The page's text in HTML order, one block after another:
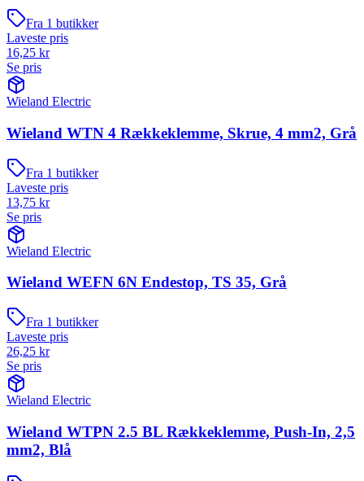
Fra 1 butikker
Laveste pris
16,25 kr
Se pris
Wieland Electric
Wieland WTN 4 Rækkeklemme, Skrue, 4 mm2, Grå
Fra 1 butikker
Laveste pris
13,75 kr
Se pris
Wieland Electric
Wieland WEFN 6N Endestop, TS 35, Grå
Fra 1 butikker
Laveste pris
26,25 kr
Se pris
Wieland Electric
Wieland WTPN 2.5 BL Rækkeklemme, Push-In, 2,5
mm2, Blå